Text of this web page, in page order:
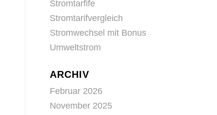
Stromtarfife
Stromtarifvergleich
Stromwechsel mit Bonus
Umweltstrom
ARCHIV
Februar 2026
November 2025